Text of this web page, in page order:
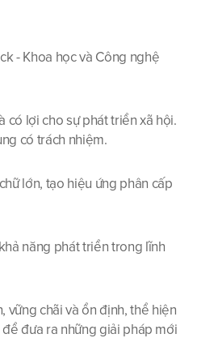
- Khoa học và Công nghệ
có lợi cho sự phát triển xã hội.
có trách nhiệm.
lớn, tạo hiệu ứng phân cấp
năng phát triển trong lĩnh
chãi và ổn định, thể hiện
đưa ra những giải pháp mới